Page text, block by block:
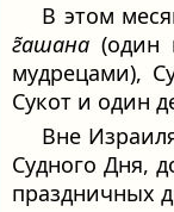
В этом
г̃ашана (один
мудрецами),
Сукот и один
Вне
Судного Дня,
праздничных